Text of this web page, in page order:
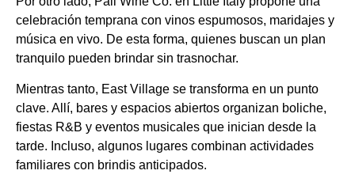
celebración temprana con vinos espumosos, maridajes y
música en vivo. De esta forma, quienes buscan un plan
tranquilo pueden brindar sin trasnochar.
Mientras tanto, East Village se transforma en un punto
clave. Allí, bares y espacios abiertos organizan boliche,
fiestas R&B y eventos musicales que inician desde la
tarde. Incluso, algunos lugares combinan actividades
familiares con brindis anticipados.